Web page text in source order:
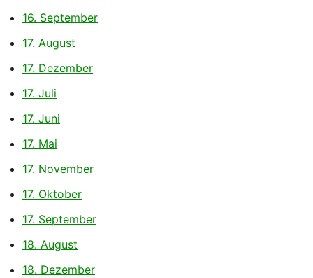
16. September
17. August
17. Dezember
17. Juli
17. Juni
17. Mai
17. November
17. Oktober
17. September
18. August
18. Dezember